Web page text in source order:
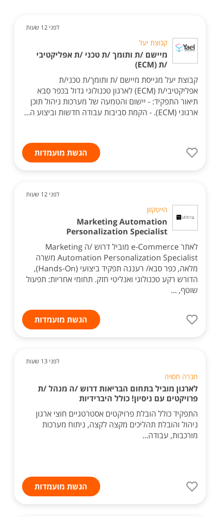
לפני 12 שעות
קבוצת יעל
מיישם /ת ותומך /ת טכני /ת אפליקטיבי
/ת (ECM)
קבוצת יעל מגייסת מיישם /ת ותומך/ת טכני/ת
אפליקטיבי/ת (ECM) לארגון טכנולוגי גדול בכפר סבא
תיאור התפקיד: - יישום והטמעה של מערכות ניהול תוכן
ארגוני (ECM). - הקמת סביבות עבודה חדשות וביצוע ה...
הגשת מועמדות
לפני 12 שעות
הייטקזון
Marketing Automation
Personalization Specialist
לאתר e-Commerce מוביל דרוש /ה Marketing
Automation Personalization Specialist משרה
מלאה, כפר סבא/ רעננה תפקיד ביצועי (Hands-On),
הדורש רקע טכנולוגי ואנליטי חזק. תחומי אחריות: תפעול
שוטף, ...
הגשת מועמדות
לפני 13 שעות
חברה חסויה
לארגון מוביל בתחום הבריאות דרוש /ה מנהל /ת
פרויקטים עם ניסיון! כולל היברידיות
התפקיד כולל הובלת פרויקטים אסטרטגיים חוצי ארגון
ניהול והובלת תהליכים מקצה לקצה, ניתוח מערכות
מורכבות, עבודה...
הגשת מועמדות